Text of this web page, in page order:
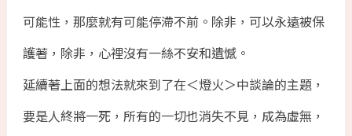
可能性，那麼就有可能停滯不前。除非，可以永遠被保
護著，除非，心裡沒有一絲不安和遺憾。
延續著上面的想法就來到了在＜燈火＞中談論的主題，
要是人終將一死，所有的一切也消失不見，成為虛無，